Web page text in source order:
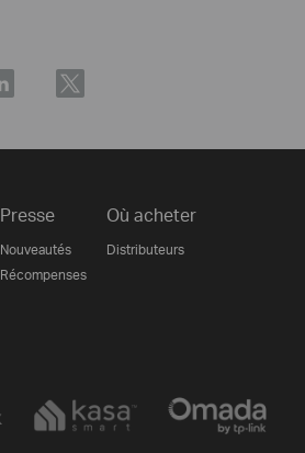
Presse
Nouveautés
Récompenses
Où acheter
Distributeurs